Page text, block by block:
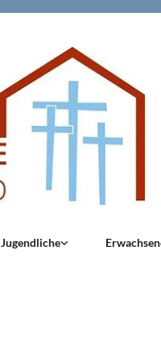
Jugendliche